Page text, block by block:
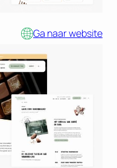
Ga naar website